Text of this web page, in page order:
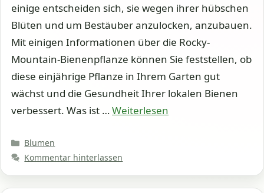
einige entscheiden sich, sie wegen ihrer hübschen
Blüten und um Bestäuber anzulocken, anzubauen.
Mit einigen Informationen über die Rocky-
Mountain-Bienenpflanze können Sie feststellen, ob
diese einjährige Pflanze in Ihrem Garten gut
wächst und die Gesundheit Ihrer lokalen Bienen
verbessert. Was ist …Weiterlesen
Kategorien
Blumen
Kommentar hinterlassen